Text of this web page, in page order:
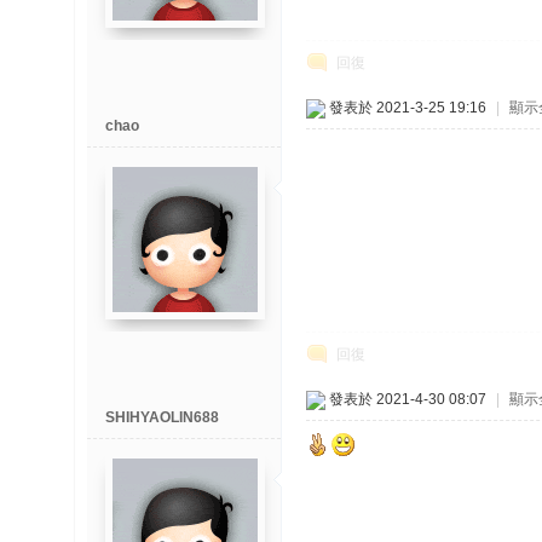
回復
chao
發表於 2021-3-25 19:16 顯示
回復
SHIHYAOLIN688
發表於 2021-4-30 08:07 顯示